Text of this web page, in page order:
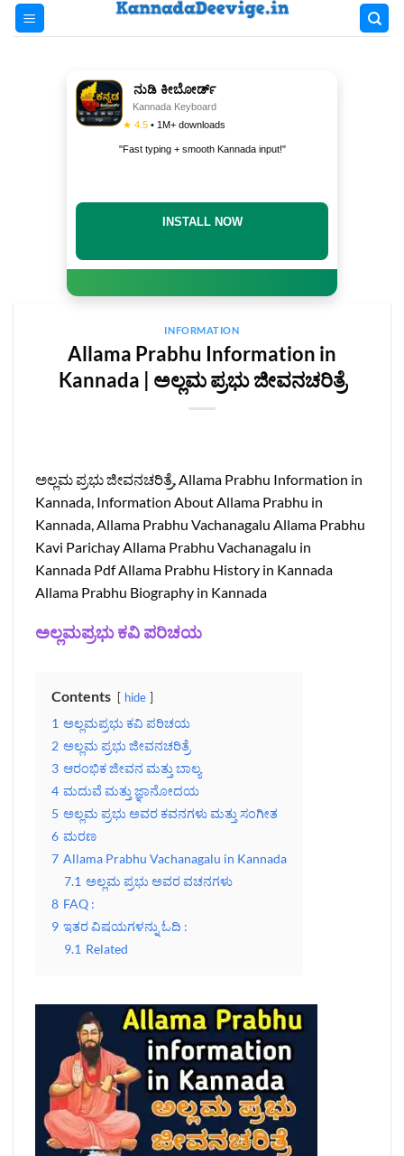
Skip
ನುಡಿ ಕೀಬೋರ್ಡ್
Kannada Keyboard
★ 4.5 • 1M+ downloads
"Fast typing + smooth Kannada input!"
INSTALL NOW
INFORMATION
Allama Prabhu Information in
Kannada | ಅಲ್ಲಮ ಪ್ರಭು ಜೀವನಚರಿತ್ರೆ
ಅಲ್ಲಮ ಪ್ರಭು ಜೀವನಚರಿತ್ರೆ, Allama Prabhu Information in
Kannada, Information About Allama Prabhu in
Kannada, Allama Prabhu Vachanagalu Allama Prabhu
Kavi Parichay Allama Prabhu Vachanagalu in
Kannada Pdf Allama Prabhu History in Kannada
Allama Prabhu Biography in Kannada
ಅಲ್ಲಮಪ್ರಭು ಕವಿ ಪರಿಚಯ
Contents hide
1 ಅಲ್ಲಮಪ್ರಭು ಕವಿ ಪರಿಚಯ
2 ಅಲ್ಲಮ ಪ್ರಭು ಜೀವನಚರಿತ್ರೆ
3 ಆರಂಭಿಕ ಜೀವನ ಮತ್ತು ಬಾಲ್ಯ
4 ಮದುವೆ ಮತ್ತು ಜ್ಞಾನೋದಯ
5 ಅಲ್ಲಮ ಪ್ರಭು ಅವರ ಕವನಗಳು ಮತ್ತು ಸಂಗೀತ
6 ಮರಣ
7 Allama Prabhu Vachanagalu in Kannada
7.1 ಅಲ್ಲಮ ಪ್ರಭು ಅವರ ವಚನಗಳು
8 FAQ :
9 ಇತರ ವಿಷಯಗಳನ್ನು ಓದಿ :
9.1 Related